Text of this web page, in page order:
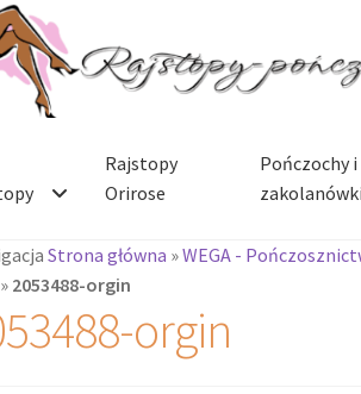
Rajstopy
Orirose
Pończochy i
zakolanówki
Strona główna »WEGA -
» 2053488-orgin
orgin